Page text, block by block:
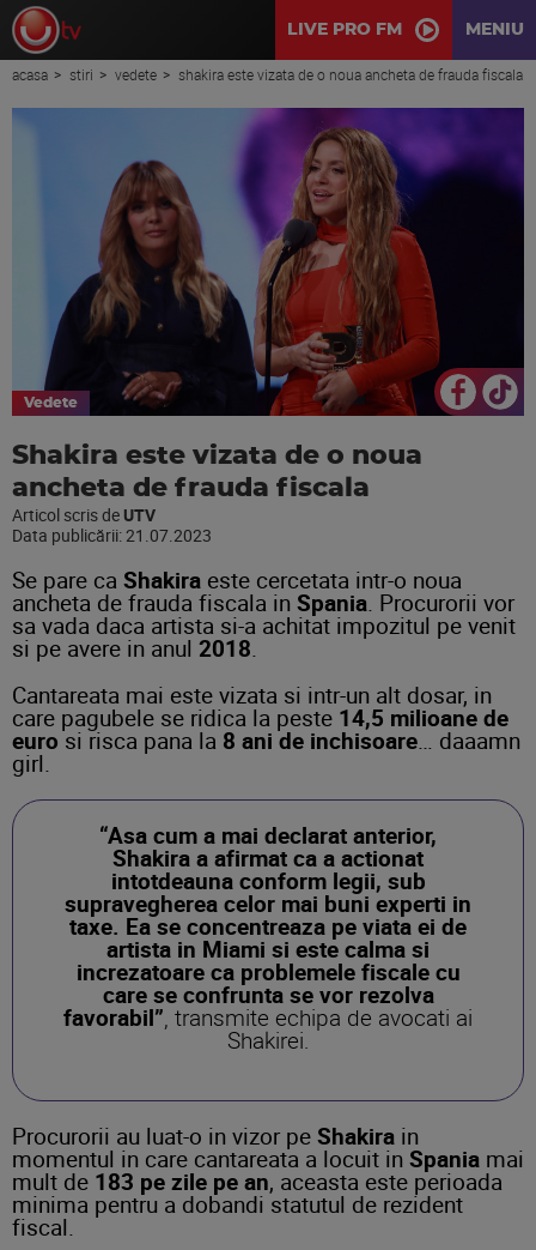
LIVE PRO FM MENIU
acasa stiri vedete shakira este vizata de o noua ancheta de frauda fiscala
Vedete
Shakira este vizata de o noua
ancheta de frauda fiscala
Articol scris de UTV
Data publicării:21.07.2023
Se pare ca Shakira este cercetata intr-o noua
ancheta de frauda fiscala in Spania . Procurorii vor
sa vada daca artista si-a achitat impozitul pe venit
si pe avere in anul 2018
Cantareata mai este vizata si intr-un alt dosar, in
care pagubele se ridica la peste 14,5 milioane de
eurosi risca pana la 8 ani de inchisoare … daaamn
girl.
“Asa cum a mai declarat anterior,
Shakira a afirmat ca a actionat
intotdeauna conform legii, sub
supravegherea celor mai buni experti in
taxe. Ea se concentreaza pe viata ei de
artista in Miami si este calma si
increzatoare ca problemele fiscale cu
care se confrunta se vor rezolva
favorabil” , transmite echipa de avocati ai
Shakirei.
Procurorii au luat-o in vizor pe Shakira in
momentul in care cantareata a locuit in Spania mai
mult de 183 pe zile pe an, aceasta este perioada
minima pentru a dobandi statutul de rezident
fiscal.